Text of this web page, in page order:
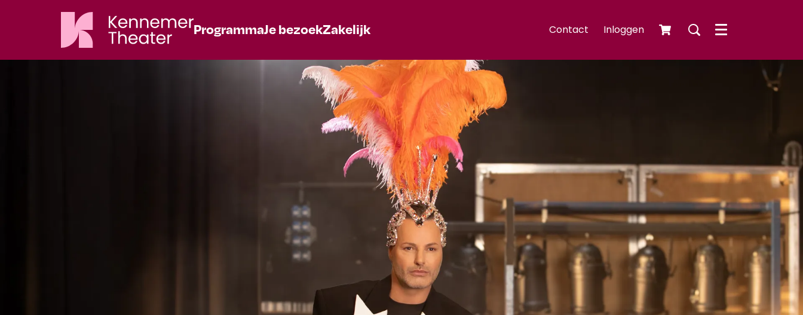
ProgrammaJe bezoekZakelijk Contact Inloggen Menu